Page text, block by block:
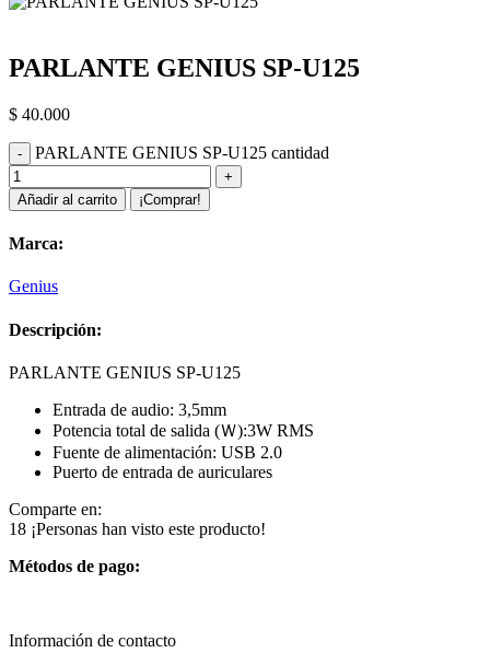
PARLANTE GENIUS SP-U125
$ 40.000
PARLANTE GENIUS SP-U125 cantidad
Añadir al carrito ¡Comprar!
Marca:
Genius
Descripción:
PARLANTE GENIUS SP-U125
Entrada de audio: 3,5mm
Potencia total de salida (Ｗ):3W RMS
Fuente de alimentación: USB 2.0
Puerto de entrada de auriculares
Comparte en:
18 ¡Personas han visto este producto!
Métodos de pago:
Información de contacto